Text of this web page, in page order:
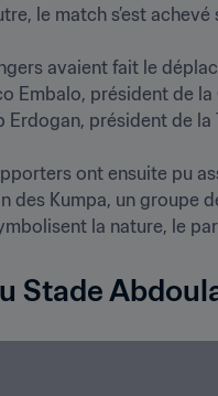
le match s’est achevé
avaient fait le
Embalo, président de
Erdogan, président de la
ont ensuite pu
des Kumpa, un groupe
Stade